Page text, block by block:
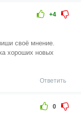
+4
своё мнение.
хороших новых
Ответить
0